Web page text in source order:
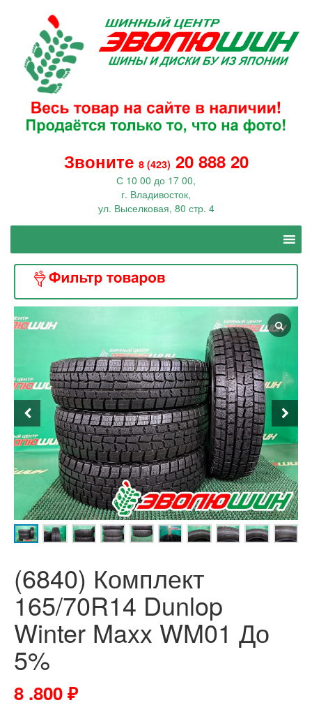
Звоните 8 (423) 20 888 20
С 10 00 до 17 00,
г. Владивосток,
ул. Выселковая, 80 стр. 4
(6840) Комплект
165/70R14 Dunlop
Winter Maxx WM01 До
5%
8 .800₽